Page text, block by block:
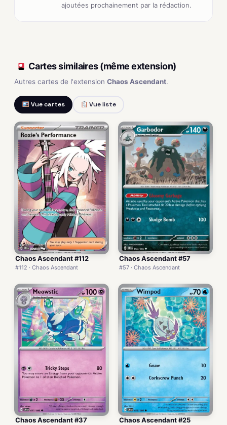
ajoutées prochainement par la rédaction.
Cartes similaires (même extension)
Autres cartes de l'extension Chaos Ascendant.
Vue cartes Vue liste
Chaos Ascendant #112
#112 · Chaos Ascendant
Chaos Ascendant #57
#57 · Chaos Ascendant
Chaos Ascendant #37 Chaos Ascendant #25